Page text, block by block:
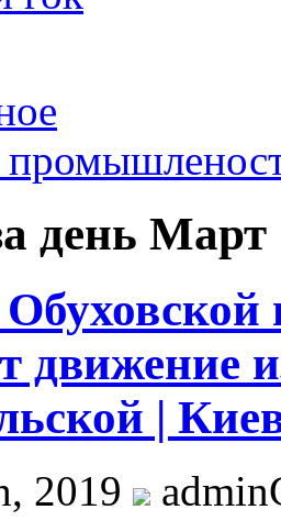
день Март
движение
|
2019